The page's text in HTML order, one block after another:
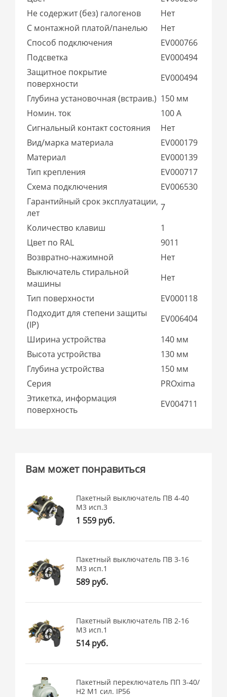
Не содержит (без) галогенов
Нет
С монтажной платой/панелью
Нет
Способ подключения
EV000766
Подсветка
EV000494
Защитное покрытие
поверхности
EV000494
Глубина установочная (встраив.) 150 мм
Номин. ток
100 А
Сигнальный контакт состояния
Нет
Вид/марка материала
EV000179
Материал
EV000139
Тип крепления
EV000717
Схема подключения
EV006530
Гарантийный срок эксплуатации,
лет
7
Количество клавиш
1
Цвет по RAL
9011
Возвратно-нажимной
Нет
Выключатель стиральной
машины
Нет
Тип поверхности
EV000118
Подходит для степени защиты
(IP)
EV006404
Ширина устройства
140 мм
Высота устройства
130 мм
Глубина устройства
150 мм
Серия
PROxima
Этикетка, информация
поверхность
EV004711
Вам может понравиться
Пакетный выключатель ПВ 4-40
М3 исп.3
1 559 руб.
Пакетный выключатель ПВ 3-16
М3 исп.1
589 руб.
Пакетный выключатель ПВ 2-16
М3 исп.1
514 руб.
Пакетный переключатель ПП 3-40/
Н2 М1 сил. IP56